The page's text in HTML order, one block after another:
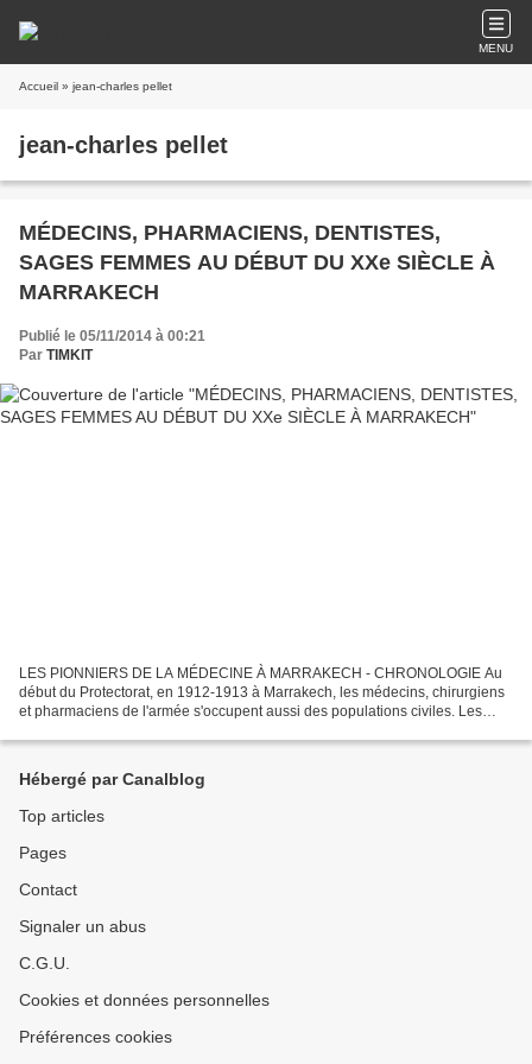
MENU
Accueil » jean-charles pellet
jean-charles pellet
MÉDECINS, PHARMACIENS, DENTISTES,
SAGES FEMMES AU DÉBUT DU XXe SIÈCLE À
MARRAKECH
Publié le 05/11/2014 à 00:21
Par TIMKIT
LES PIONNIERS DE LA MÉDECINE À MARRAKECH - CHRONOLOGIE Au
début du Protectorat, en 1912-1913 à Marrakech, les médecins, chirurgiens
et pharmaciens de l'armée s'occupent aussi des populations civiles. Les
Hébergé par Canalblog
Top articles
Pages
Contact
Signaler un abus
C.G.U.
Cookies et données personnelles
Préférences cookies